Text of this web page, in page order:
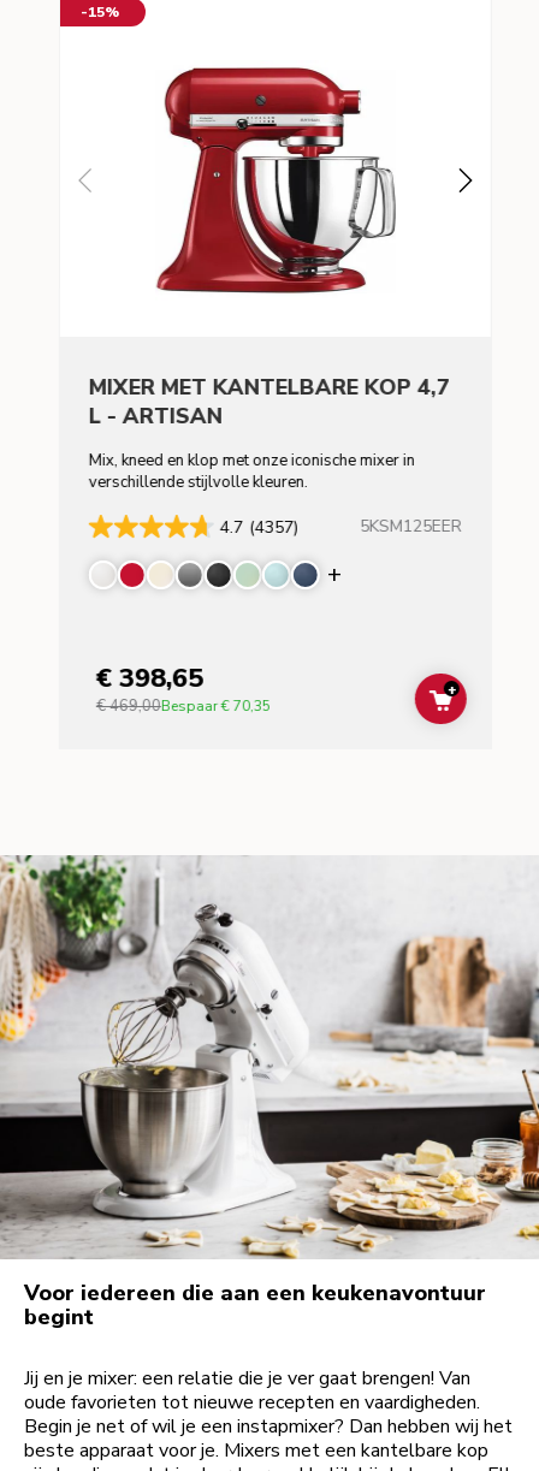
-15%
MIXER MET KANTELBARE KOP 4,7
L - ARTISAN
Mix, kneed en klop met onze iconische mixer in
verschillende stijlvolle kleuren.
4.7 (4357) 5KSM125EER
Display more
€ 398,65
€ 469,00Bespaar€ 70,35 ADD TO
+
Voor iedereen die aan een keukenavontuur
begint
Jij en je mixer: een relatie die je ver gaat brengen! Van
oude favorieten tot nieuwe recepten en vaardigheden.
Begin je net of wil je een instapmixer? Dan hebben wij het
beste apparaat voor je. Mixers met een kantelbare kop